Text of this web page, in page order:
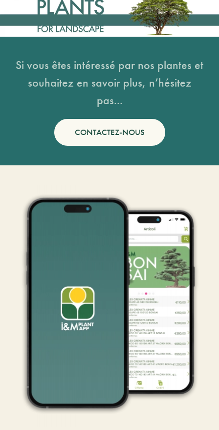
Si vous êtes intéressé par nos plantes et
souhaitez en savoir plus, n’hésitez
pas...
CONTACTEZ-NOUS